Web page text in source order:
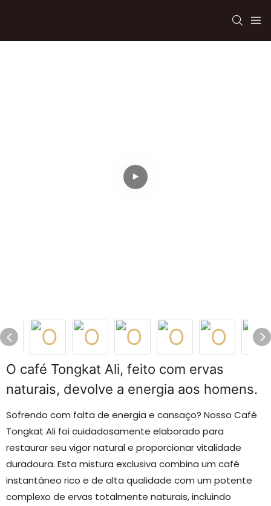
O café Tongkat Ali, feito com ervas
naturais, devolve a energia aos homens.
Sofrendo com falta de energia e cansaço? Nosso Café
Tongkat Ali foi cuidadosamente elaborado para
restaurar seu vigor natural e proporcionar vitalidade
duradoura. Esta mistura exclusiva combina um café
instantâneo rico e de alta qualidade com um potente
complexo de ervas totalmente naturais, incluindo